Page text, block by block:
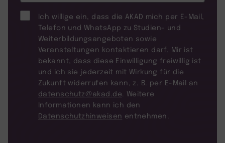
Ich willige ein, dass die AKAD mich per E-Mail,
Telefon und WhatsApp zu Studien- und
Weiterbildungsangeboten sowie
Veranstaltungen kontaktieren darf. Mir ist
bekannt, dass diese Einwilligung freiwillig ist
und ich sie jederzeit mit Wirkung für die
Zukunft widerrufen kann, z. B. per E-Mail an
datenschutz@akad.de . Weitere
Informationen kann ich den
Datenschutzhinweisen entnehmen.